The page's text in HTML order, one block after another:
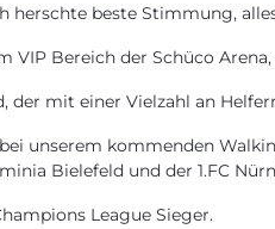
beste Stimmung,
Bereich der Schüco
mit einer Vielzahl an
unserem kommenden
Bielefeld und der 1.FC
League Sieger.